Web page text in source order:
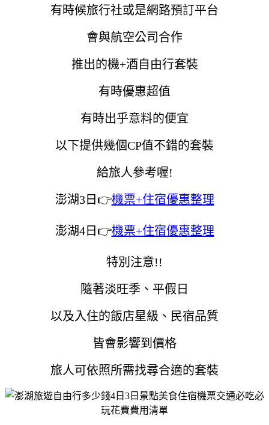
有時候旅行社或是網路預訂平台
會與航空公司合作
推出的機+酒自由行套裝
有時優惠超值
有時出乎意料的便宜
以下提供幾個CP值不錯的套裝
給旅人參考喔!
澎湖3日👉機票+住宿優惠整理
澎湖4日👉機票+住宿優惠整理
特別注意!!
隨著淡旺季、平假日
以及入住的飯店星級、民宿品質
皆會影響到價格
旅人可依照所需找尋合適的套裝